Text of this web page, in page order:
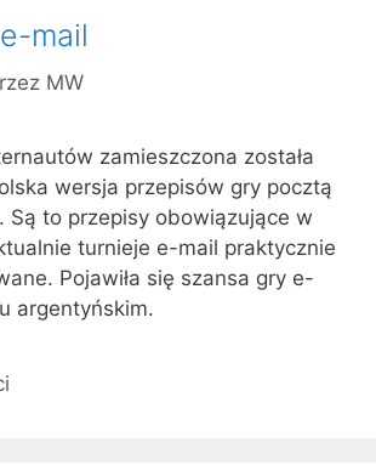
mail
MW
zamieszczona została
wersja przepisów gry pocztą
Są to przepisy obowiązujące w
turnieje e-mail praktycznie
Pojawiła się szansa gry e-
argentyńskim.